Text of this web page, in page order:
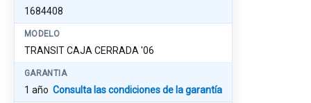
1684408
MODELO
TRANSIT CAJA CERRADA '06
GARANTIA
1 año Consulta las condiciones de la garantía